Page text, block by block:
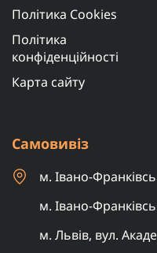
Політика Cookies
Політика
конфіденційності
Карта сайту
Самовивіз
м. Івано-
м. Івано-
м. Львів, вул.